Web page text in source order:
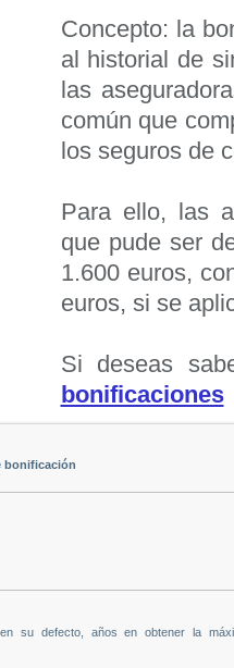
Concepto: la
al historial de
las
común que
los seguros de
Para ello, las
que pude ser
1.600 euros,
euros, si se
Si deseas
bonificaciones
bonificación
su defecto, años en obtener la